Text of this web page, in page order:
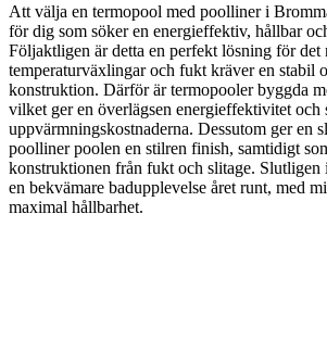
Att välja en termopool med poolliner i
för dig som söker en energieffektiv, hållbar
Följaktligen är detta en perfekt lösning för det
temperaturväxlingar och fukt kräver en stabil
konstruktion. Därför är termopooler byggda
vilket ger en överlägsen energieffektivitet och
uppvärmningskostnaderna. Dessutom ger en
poolliner poolen en stilren finish, samtidigt
konstruktionen från fukt och slitage. Slutligen
en bekvämare badupplevelse året runt, med
maximal hållbarhet.